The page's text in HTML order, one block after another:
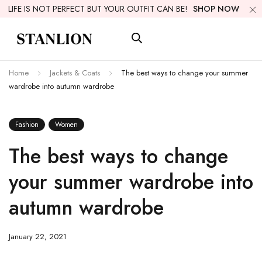
LIFE IS NOT PERFECT BUT YOUR OUTFIT CAN BE! SHOP NOW
Home Jackets & Coats
The best ways to change your summer
wardrobe into autumn wardrobe
Fashion Women
The best ways to change
your summer wardrobe into
autumn wardrobe
January 22, 2021